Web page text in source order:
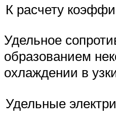
К расчету
Удельное
образованием
охлаждении в
Удельные